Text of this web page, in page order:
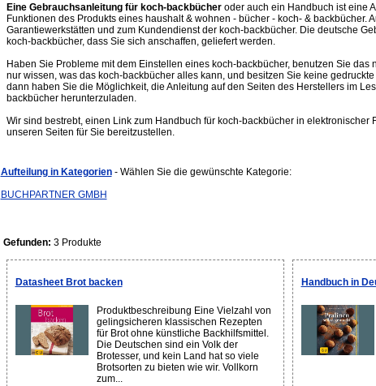
Eine Gebrauchsanleitung für koch-backbücheroder auch ein Handbuch ist eine
Funktionen des Produkts eines haushalt & wohnen - bücher - koch- & backbücher.
Garantiewerkstätten und zum Kundendienst der koch-backbücher. Die deutsche
koch-backbücher, dass Sie sich anschaffen, geliefert werden.
Haben Sie Probleme mit dem Einstellen eines koch-backbücher, benutzen Sie das
nur wissen, was das koch-backbücher alles kann, und besitzen Sie keine
dann haben Sie die Möglichkeit, die Anleitung auf den Seiten des Herstellers im
backbücher herunterzuladen.
Wir sind bestrebt, einen Link zum Handbuch für koch-backbücher in elektronischer
unseren Seiten für Sie bereitzustellen.
Aufteilung in Kategorien - Wählen Sie die gewünschte Kategorie:
BUCHPARTNER GMBH
Gefunden: 3 Produkte
Datasheet Brot backen
Produktbeschreibung Eine Vielzahl von
gelingsicheren klassischen Rezepten
für Brot ohne künstliche Backhilfsmittel.
Die Deutschen sind ein Volk der
Brotesser, und kein Land hat so viele
Brotsorten zu bieten wie wir. Vollkorn
zum...
Handbuch in